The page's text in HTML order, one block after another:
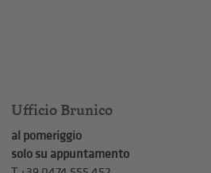
Ufficio Brunico
al pomeriggio
solo su appuntamento